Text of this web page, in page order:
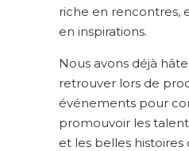
riche en rencontres,
en inspirations.
Nous avons déjà
retrouver lors de
événements pour
promouvoir les
et les belles histoires